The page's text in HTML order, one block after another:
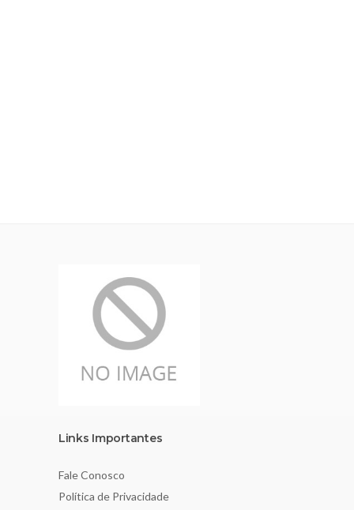
Links Importantes
Fale Conosco
Política de Privacidade